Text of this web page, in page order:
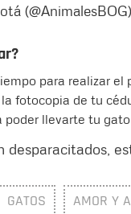
(@AnimalesBOG)
para realizar el
fotocopia de tu
poder llevarte tu
desparacitados,
GATOS AMOR Y